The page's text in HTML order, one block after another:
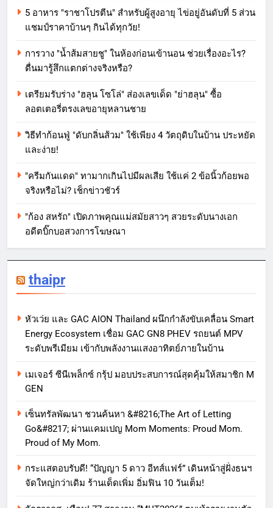
5 อาหาร "ราชาโปรตีน" สำหรับผู้สูงอายุ ไข่อยู่อันดับที่ 5 ส่วน
แชมป์ราคาบ้านๆ กินได้ทุกวัย!
การวาง "น้ำส้มสายชู" ในห้องก่อนเข้านอน ช่วยเรื่องอะไร?
ตื่นมารู้สึกแตกต่างจริงหรือ?
เตรียมรับร่าง "ฮลุน โซโล่" ส่องเลขเด็ด "ย่าฮลุน" ซื้อ
ลอตเตอรี่ตรงเลขอายุหลานชาย
วิธีทำก้อนฟู่ "ดับกลิ่นส้วม" ใช้เพียง 4 วัตถุดิบในบ้าน ประหยัด
และง่าย!
"ครีมกันแดด" ทามากเกินไปมีผลเสีย ใช้แค่ 2 ข้อนิ้วก้อยพอ
จริงหรือไม่? เช็กข่าวชัวร์
"ก้อง สหรัถ" เปิดภาพคุณแม่สมัยสาวๆ สวยระดับนางเอก
อดีตบิ๊กบอสวงการโฆษณา
thaipr
หัวเว่ย และ GAC AION Thailand ผนึกกำลังขับเคลื่อน Smart
Energy Ecosystem เชื่อม GAC GN8 PHEV รถยนต์ MPV
ระดับพรีเมียม เข้ากับพลังงานแสงอาทิตย์ภายในบ้าน
เมเจอร์ ซีนีเพล็กซ์ กรุ้ป มอบประสบการณ์สุดคุ้มให้สมาชิก M
GEN
เซ็นทรัลพัฒนา ชวนค้นหา &#8216;The Art of Letting
Go&#8217; ผ่านแคมเปญ Mom Moments: Proud Mom.
Proud of My Mom.
กระแสตอบรับดี! “ปัญญา 5 ดาว อีทส์แฟร์” เดินหน้าสู่ฝั่งธนฯ
จัดใหญ่กว่าเดิม ร้านเด็ดเพิ่ม อิ่มฟิน 10 วันเต็ม!